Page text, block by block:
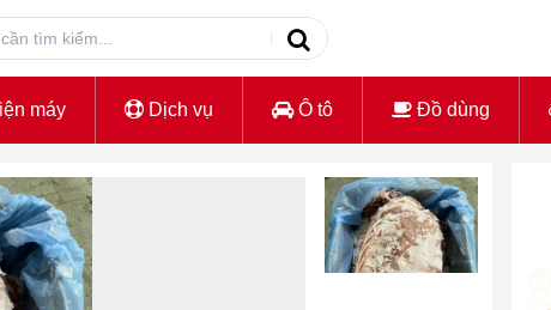
máy Dịch vụ Ô tô Đồ dùng